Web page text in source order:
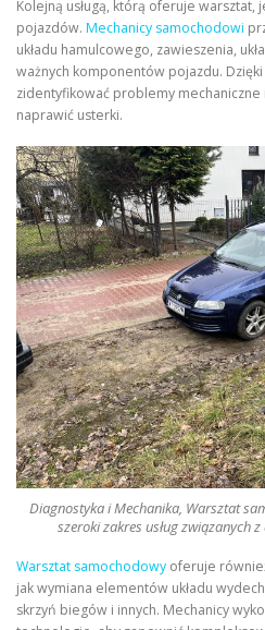
Kolejną usługą, którą oferuje warsztat,
pojazdów. Mechanicy samochodowi
układu hamulcowego, zawieszenia,
ważnych komponentów pojazdu.
zidentyfikować problemy
naprawić usterki.
Diagnostyka i Mechanika, Warsztat
szeroki zakres usług związanych
Warsztat samochodowy oferuje
jak wymiana elementów układu
skrzyń biegów i innych. Mechanicy